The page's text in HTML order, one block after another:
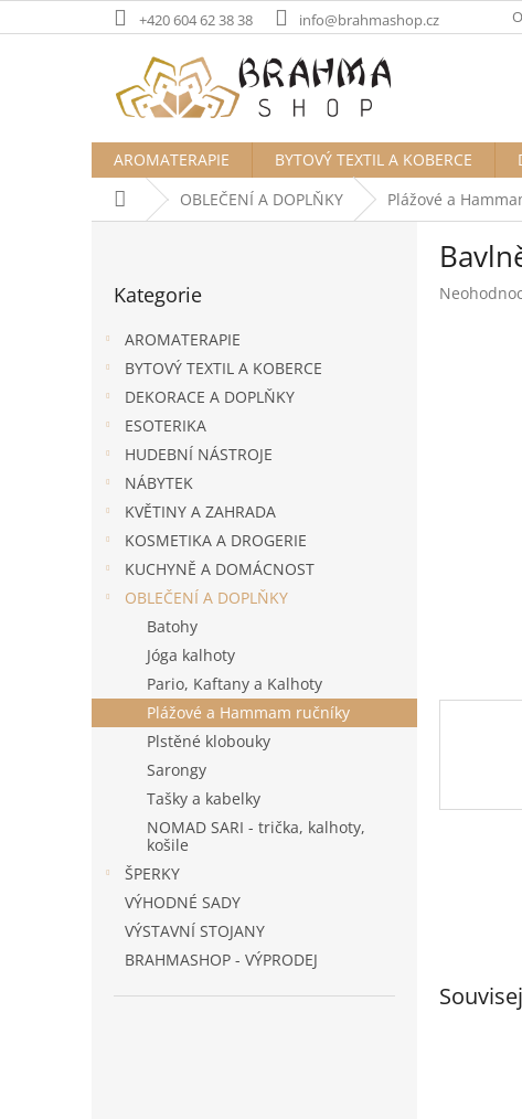
na
+420 604 62 38 38 info@brahmashop.cz
AROMATERAPIE BYTOVÝ TEXTIL A KOBERCE
Domů OBLEČENÍ A DOPLŇKY Plážové a
kategorie
Kategorie
AROMATERAPIE
BYTOVÝ TEXTIL A KOBERCE
DEKORACE A DOPLŇKY
ESOTERIKA
HUDEBNÍ NÁSTROJE
NÁBYTEK
KVĚTINY A ZAHRADA
KOSMETIKA A DROGERIE
KUCHYNĚ A DOMÁCNOST
OBLEČENÍ A DOPLŇKY
Batohy
Jóga kalhoty
Pario, Kaftany a Kalhoty
Plážové a Hammam ručníky
Plstěné klobouky
Sarongy
Tašky a kabelky
NOMAD SARI - trička, kalhoty,
košile
ŠPERKY
VÝHODNÉ SADY
VÝSTAVNÍ STOJANY
BRAHMASHOP - VÝPRODEJ
Průměrné